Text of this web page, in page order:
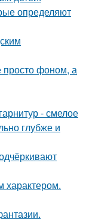
определяют
просто фоном, а
- смелое
глубже и
характером.